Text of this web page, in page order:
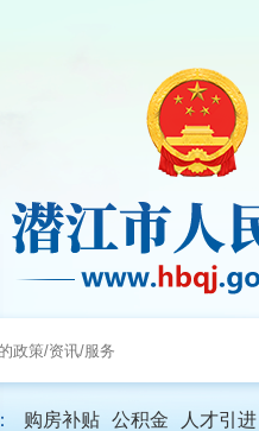
购房补贴 公积金 人才引进